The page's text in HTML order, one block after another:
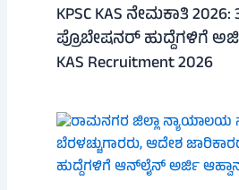
KPSC KAS ನೇಮಕಾತಿ
ಪ್ರೊಬೇಷನರ್ ಹುದ್ದೆಗಳಿಗೆ
KAS Recruitment 2026